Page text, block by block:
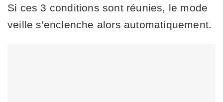
Si ces 3 conditions sont réunies, le mode
veille s'enclenche alors automatiquement.